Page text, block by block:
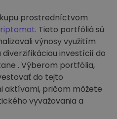
prostredníctvom
. Tieto portfóliá sú
výnosy využitím
investícií do
. Výberom portfólia,
do tejto
aktívami, pričom môžete
vyvažovania a